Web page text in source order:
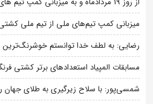
میزبانی کمپ تیم‌های ملی از تیم ملی کشتی
رضایی: به لطف خدا توانستم
مسابقات المپیاد استعدادهای برتر کشتی
شمسی‌پور: با سلاح زیرگیری به طلای جهان